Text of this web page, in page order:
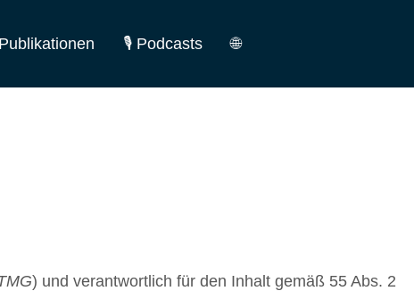
Publikationen 🎙️ Podcasts 🌐
) und verantwortlich für den Inhalt gemäß 55 Abs. 2